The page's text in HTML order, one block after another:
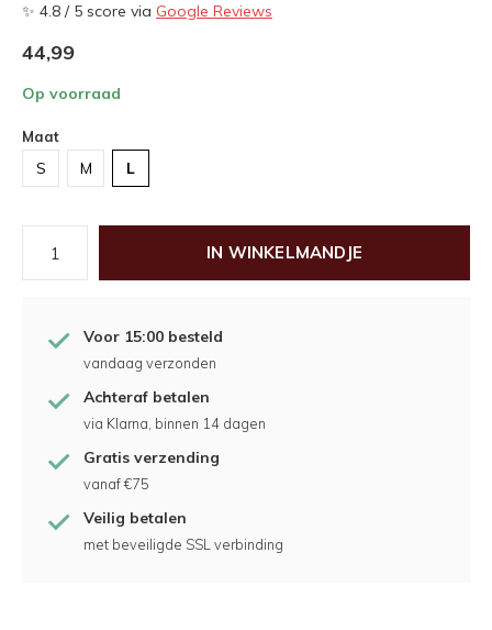
✨ 4.8 / 5 score via Google Reviews
44,99
Op voorraad
Maat
S M L
IN WINKELMANDJE
Voor 15:00 besteld
vandaag verzonden
Achteraf betalen
via Klarna, binnen 14 dagen
Gratis verzending
vanaf €75
Veilig betalen
met beveiligde SSL verbinding